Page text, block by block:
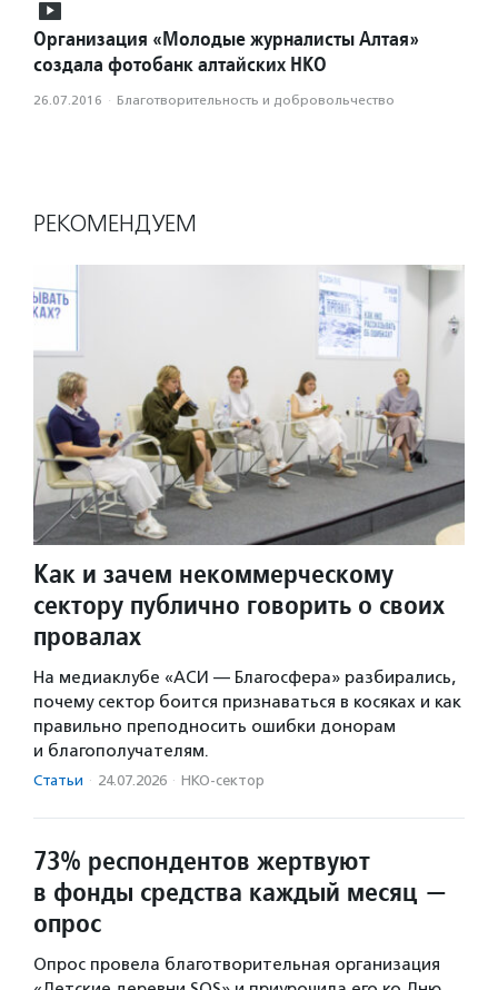
Организация «Молодые журналисты Алтая»
создала фотобанк алтайских НКО
26.07.2016 · Благотвори­тель­ность и доброволь­чест­во
РЕКОМЕНДУЕМ
Как и зачем некоммерческому
сектору публично говорить о своих
провалах
На медиаклубе «АСИ — Благосфера» разбирались,
почему сектор боится признаваться в косяках и как
правильно преподносить ошибки донорам
и благополучателям.
Статьи · 24.07.2026 · НКО-сектор
73% респондентов жертвуют
в фонды средства каждый месяц —
опрос
Опрос провела благотворительная организация